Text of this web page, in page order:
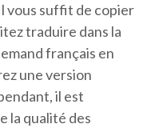
vous suffit de copier
traduire dans la
français en
une version
il est
la qualité des